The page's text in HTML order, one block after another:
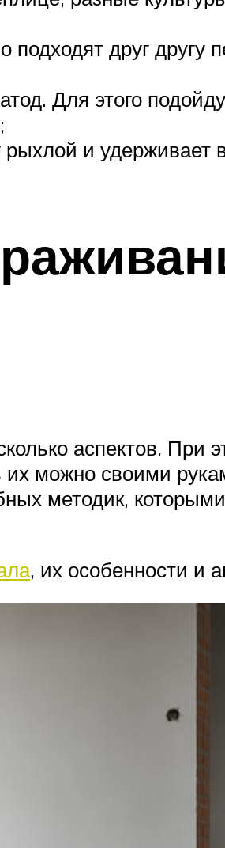
друг другу
Для этого
и удерживает
аспектов. При
можно своими
методик,
, их особенности и